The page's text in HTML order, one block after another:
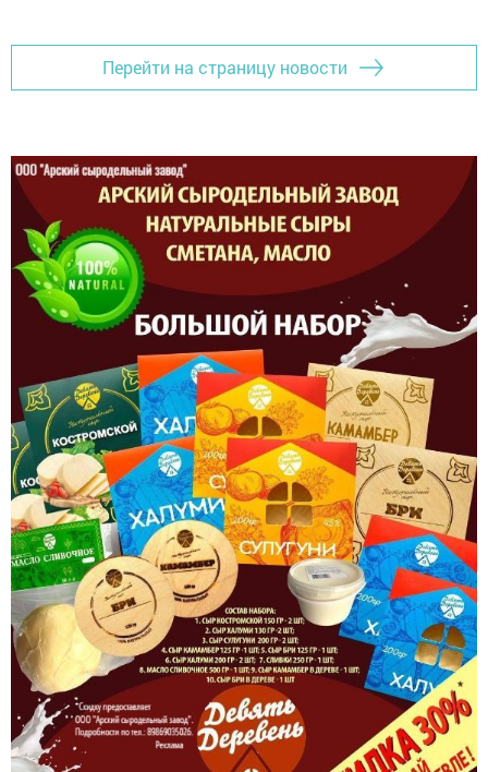
Перейти на страницу новости